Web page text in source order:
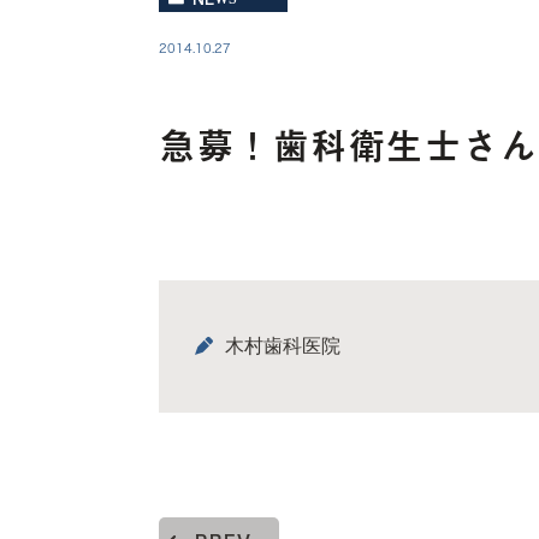
2014.10.27
急募！歯科衛生士さ
木村歯科医院